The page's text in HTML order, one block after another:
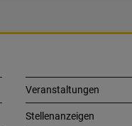
Veranstaltungen
Stellenanzeigen